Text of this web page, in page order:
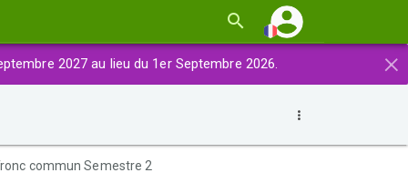
×
2027 au lieu du 1er Septembre 2026.
commun Semestre 2